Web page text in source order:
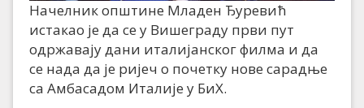
Начелник општине Младен Ђуревић
истакао је да се у Вишеграду први пут
одржавају дани италијанског филма и да
се нада да је ријеч о почетку нове сарадње
са Амбасадом Италије у БиХ.